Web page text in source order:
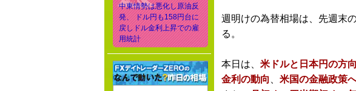
週明けの為替相場は、先週末
る。
本日は、 米ドルと日本円の方
金利の動向
米国の金融政策
中東情勢は悪化し原油反
発、 ドル円も158円台に
戻しドル金利上昇での雇
用統計